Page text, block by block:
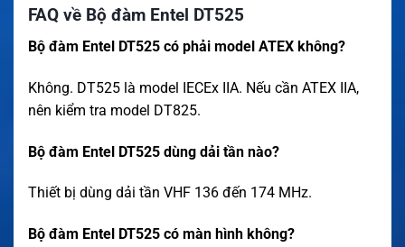
FAQ về Bộ đàm Entel DT525
Bộ đàm Entel DT525 có phải model ATEX không?
Không. DT525 là model IECEx IIA. Nếu cần ATEX IIA,
nên kiểm tra model DT825.
Bộ đàm Entel DT525 dùng dải tần nào?
Thiết bị dùng dải tần VHF 136 đến 174 MHz.
Bộ đàm Entel DT525 có màn hình không?